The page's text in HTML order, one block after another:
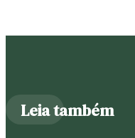
Leia também